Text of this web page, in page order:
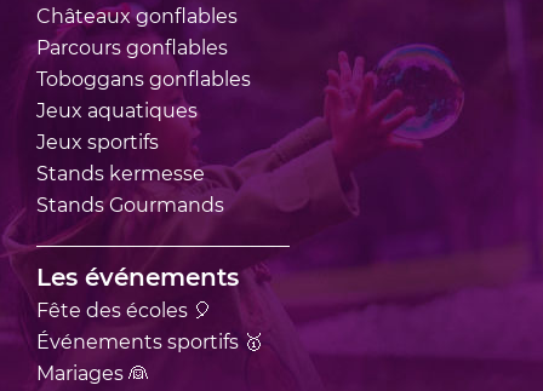
Châteauxgonflables
Parcours gonflables
Toboggans gonflables
Jeux aquatiques
Jeux sportifs
Stands kermesse
StandsGourmands
Les événements
Fête des écoles 🎈
Événements sportifs 🥇
Mariages 👰